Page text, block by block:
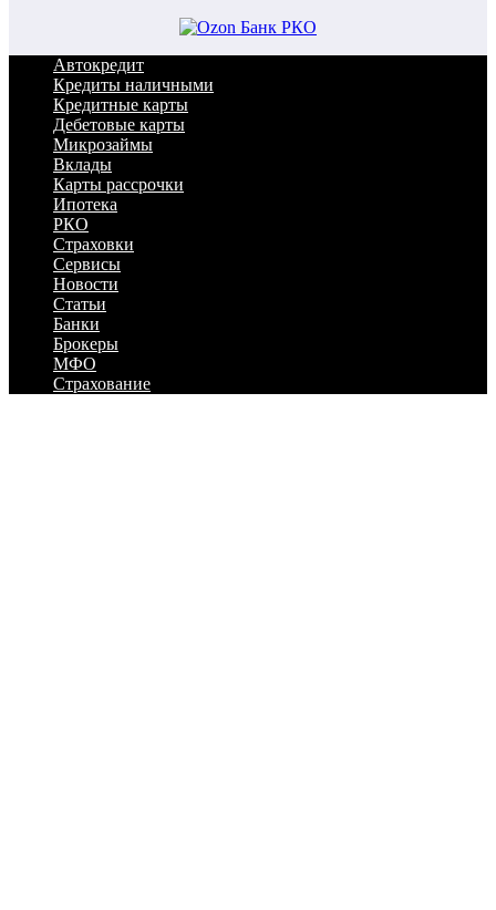
Автокредит
Кредиты наличными
Кредитные карты
Дебетовые карты
Микрозаймы
Вклады
Карты рассрочки
Ипотека
РКО
Страховки
Сервисы
Новости
Статьи
Банки
Брокеры
МФО
Страхование